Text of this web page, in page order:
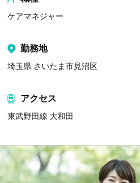
ケアマネジャー
勤務地
埼玉県 さいたま市見沼区
アクセス
東武野田線 大和田